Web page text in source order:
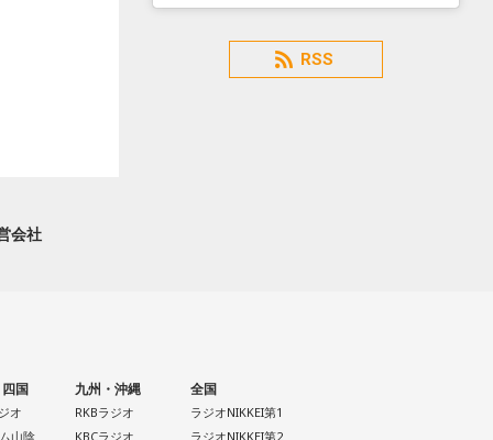
RSS
会社
国
オ
山陰
九州・沖縄
RKBラジオ
KBCラジオ
全国
ラジオNIKKEI第1
ラジオNIKKEI第2